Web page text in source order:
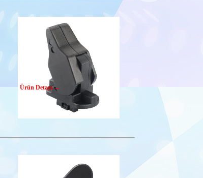
Ürün Detayı →